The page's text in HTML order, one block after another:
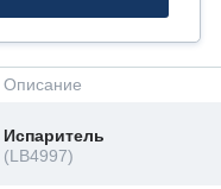
Описание
Испаритель
(LB4997)